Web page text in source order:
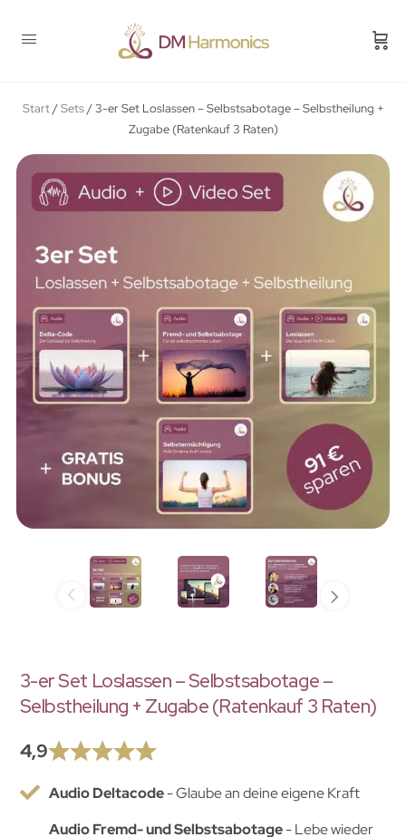
Start/Sets/ 3-er Set Loslassen – Selbstsabotage – Selbstheilung +
Zugabe (Ratenkauf 3 Raten)
3-er Set Loslassen – Selbstsabotage –
Selbstheilung + Zugabe (Ratenkauf 3 Raten)
4,9
Audio Deltacode- Glaube an deine eigene Kraft
Audio Fremd- und Selbstsabotage- Lebe wieder